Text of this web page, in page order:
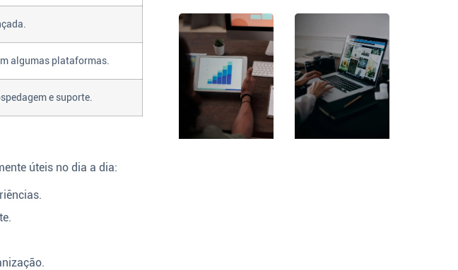
algumas plataformas.
e suporte.
úteis no dia a dia: